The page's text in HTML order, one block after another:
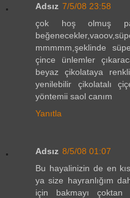
Adsız 7/5/08 23:58
çok hoş olmuş
mmmmm,şeklinde
çince ünlemler
beyaz çikolataya
yenilebilir çikolatalı
yöntemii saol canım
Yanıtla
Adsız 8/5/08 01:07
Bu hayalinizin de en
ya size hayranlığım
için bakmayı çoktan